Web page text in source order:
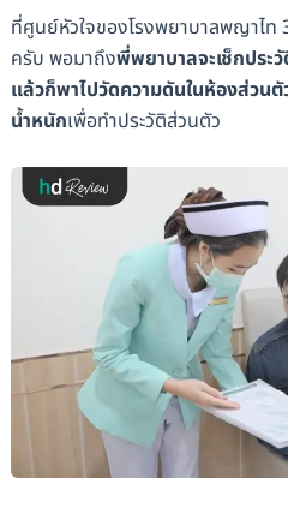
ที่ศูนย์หัวใจของโรงพยาบาลพญาไ
ครับ พอมาถึงพี่พยาบาลจะเช็กประ
แล้วก็พาไปวัดความดันในห้องส่วน
น้ำหนักเพื่อทำประวัติส่วนตัว